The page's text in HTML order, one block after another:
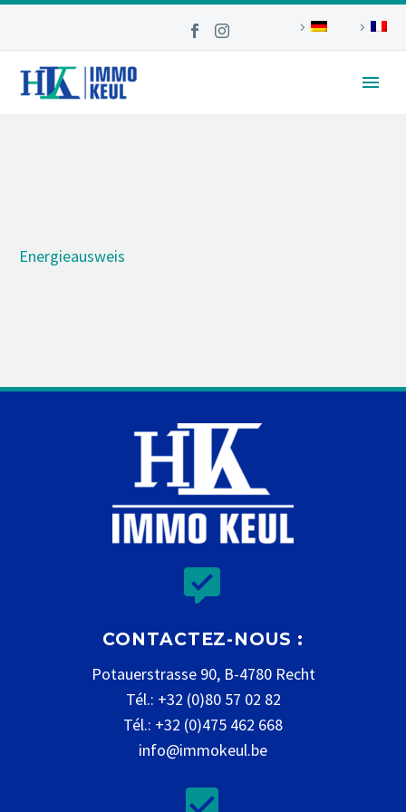
Energieausweis


CONTACTEZ-NOUS :
Potauerstrasse 90, B-4780 Recht
Tél.: +32 (0)80 57 02 82
Tél.: +32 (0)475 462 668
info@immokeul.be